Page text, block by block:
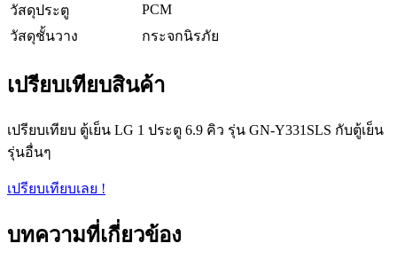
วัสดุประตู
PCM
วัสดุชั้นวาง
กระจกนิรภัย
เปรียบเทียบสินค้า
เปรียบเทียบ ตู้เย็น LG 1 ประตู 6.9 คิว รุ่น GN-Y331SLS กับตู้เย็น
รุ่นอื่นๆ
เปรียบเทียบเลย !
บทความที่เกี่ยวข้อง